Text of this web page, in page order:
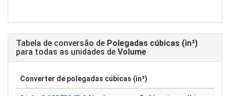
Tabela de conversão de Polegadas cúbicas (in³)
para todas as unidades de Volume
Converter de polegadas cúbicas (in³)